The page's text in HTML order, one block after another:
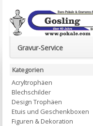
Euro-Pokale & Gravur-
Gravur-Service
Kategorien
Acryltrophäen
Blechschilder
Design Trophäen
Etuis und Geschenkboxen
Figuren & Dekoration